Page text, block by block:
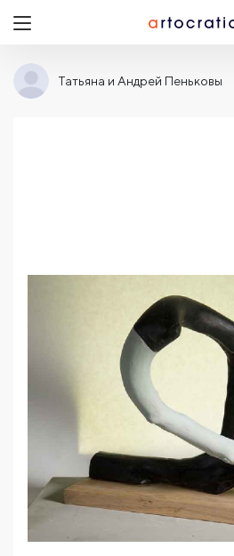
Татьяна и Андрей Пеньковы